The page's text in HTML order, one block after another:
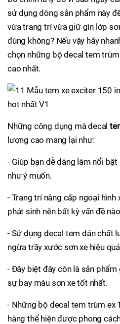
sử dụng dòng sản phẩm này
vừa trang trí vừa giữ gìn lớp
đúng không? Nếu vậy hãy
chọn những bộ decal tem
cao nhất.
Những công dụng mà decal
lượng cao mang lại như:
- Giúp bạn dễ dàng làm nổi
như ý muốn.
- Trang trí nâng cấp ngoại hình
phát sinh nên bất kỳ vấn đề
- Sử dụng decal tem dán chất
ngừa trầy xước sơn xe hiệu
- Đây biệt đây còn là sản
sự bay màu sơn xe tốt nhất.
- Những bộ decal tem trùm ex
hàng thể hiện được phong